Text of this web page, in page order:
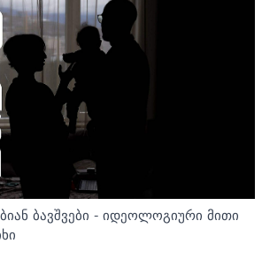
ბავშვები - იდეოლოგიური მითი